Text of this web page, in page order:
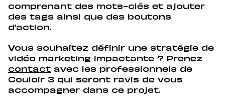
comprenant des mots-clés et ajouter
des tags ainsi que des boutons
d’action.
Vous souhaitez définir une stratégie de
vidéo marketing impactante ? Prenez
contact avec les professionnels de
Couloir 3 qui seront ravis de vous
accompagner dans ce projet.